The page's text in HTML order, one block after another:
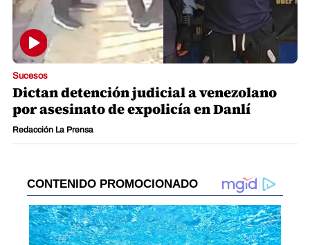
Sucesos
Dictan detención judicial a venezolano
por asesinato de expolicía en Danlí
Redacción La Prensa